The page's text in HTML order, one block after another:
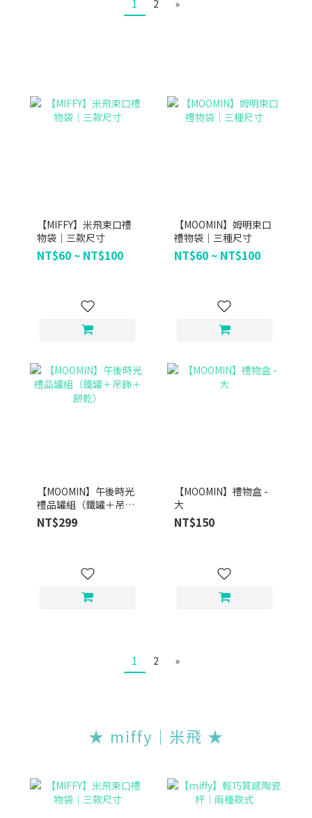
1 2 »
【MIFFY】米飛束口禮
物袋｜三款尺寸
NT$60 ~ NT$100
【MOOMIN】姆明束口
禮物袋｜三種尺寸
NT$60 ~ NT$100
【MOOMIN】午後時光
禮品罐組（鐵罐＋吊飾
＋餅乾）
NT$299
【MOOMIN】禮物盒 -
大
NT$150
1 2 »
★ miffy｜米飛 ★